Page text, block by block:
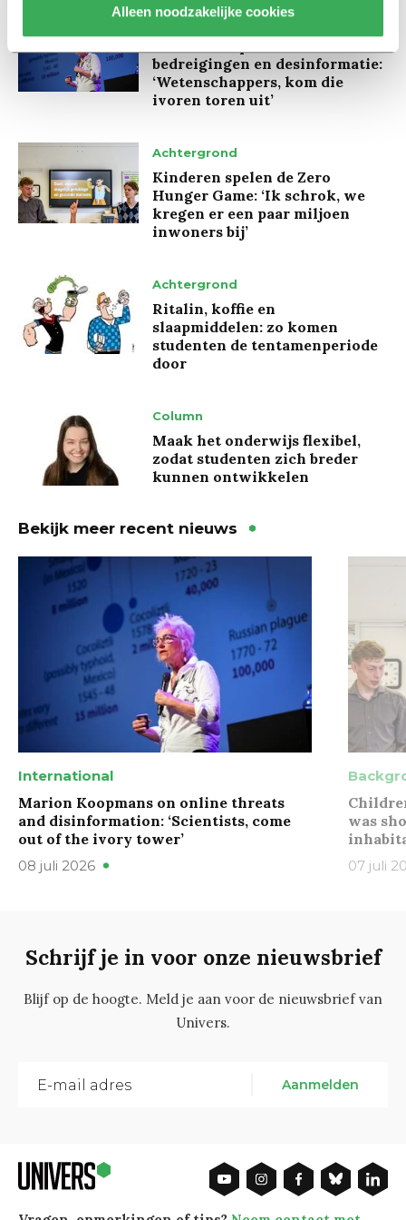
Alleen noodzakelijke cookies
Interview
bedreigingen en desinformatie:
‘Wetenschappers, kom die
ivoren toren uit’
Achtergrond
Kinderen spelen de Zero
Hunger Game: ‘Ik schrok, we
kregen er een paar miljoen
inwoners bij’
Achtergrond
Ritalin, koffie en
slaapmiddelen: zo komen
studenten de tentamenperiode
door
Column
Maak het onderwijs flexibel,
zodat studenten zich breder
kunnen ontwikkelen
Bekijk meer recent nieuws
International
Marion Koopmans on online threats
and disinformation: ‘Scientists, come
out of the ivory tower’
08 juli 2026
was
07 juli
Schrijf je in voor onze nieuwsbrief
Blijf op de hoogte. Meld je aan voor de nieuwsbrief van
Univers.
Aanmelden